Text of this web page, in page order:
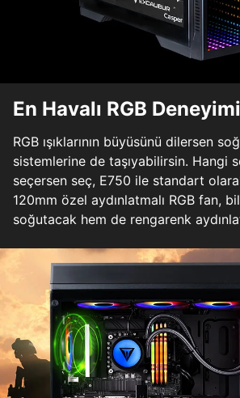
En Havalı RGB Deneyimi
RGB ışıklarının büyüsünü dilersen
sistemlerine de taşıyabilirsin. Hangi
seçersen seç, E750 ile standart
120mm özel aydınlatmalı RGB fan,
soğutacak hem de rengarenk